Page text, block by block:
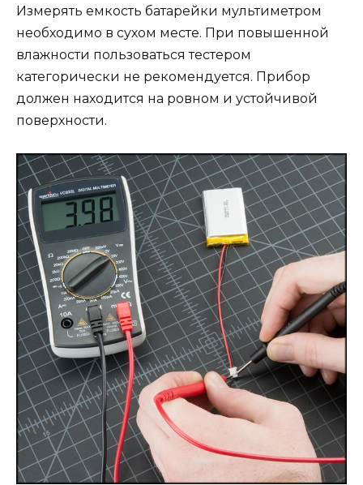
Измерять емкость батарейки мультиметром
необходимо в сухом месте. При повышенной
влажности пользоваться тестером
категорически не рекомендуется. Прибор
должен находится на ровном и устойчивой
поверхности.